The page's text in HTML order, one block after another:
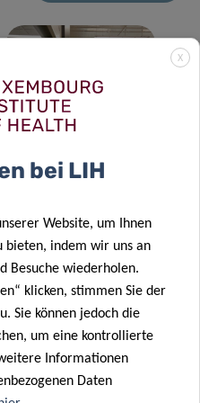
08 Mai 2020
FNR COVID-19
Fast Track Call
04 Mai 2020
Ducal couple
behind
Luxembourg’s
biomedical
research
scene
X
bei LIH
Website, um Ihnen
bieten, indem wir uns an
Besuche wiederholen.
klicken, stimmen Sie der
Sie können jedoch die
um eine kontrollierte
Informationen
Daten